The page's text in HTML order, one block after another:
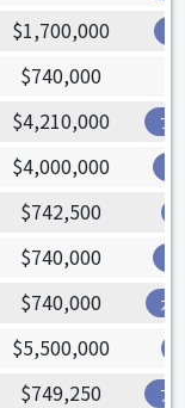
$1,700,000
$740,000
$4,210,000 ブ
$4,000,000
$742,500
$740,000
$740,000 ガ
$5,500,000
$749,250 ア